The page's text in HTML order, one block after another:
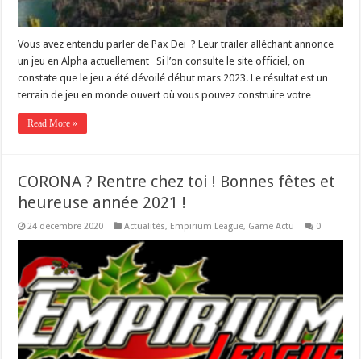
Vous avez entendu parler de Pax Dei ? Leur trailer alléchant annonce
un jeu en Alpha actuellement Si l’on consulte le site officiel, on
constate que le jeu a été dévoilé début mars 2023. Le résultat est un
terrain de jeu en monde ouvert où vous pouvez construire votre …
Read More »
CORONA ? Rentre chez toi ! Bonnes fêtes et
heureuse année 2021 !
24 décembre 2020 Actualités, Empirium League, Game Actu 0